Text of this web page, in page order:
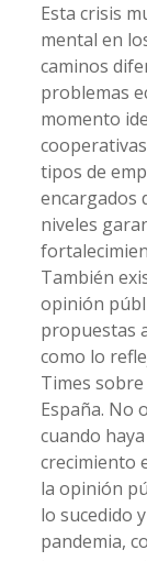
Esta crisis
mental en
caminos
problemas
momento
tipos de
encargados
niveles
También
opinión
propuestas
como lo
Times
España. No
cuando
crecimiento
la opinión
lo sucedido
pandemia,